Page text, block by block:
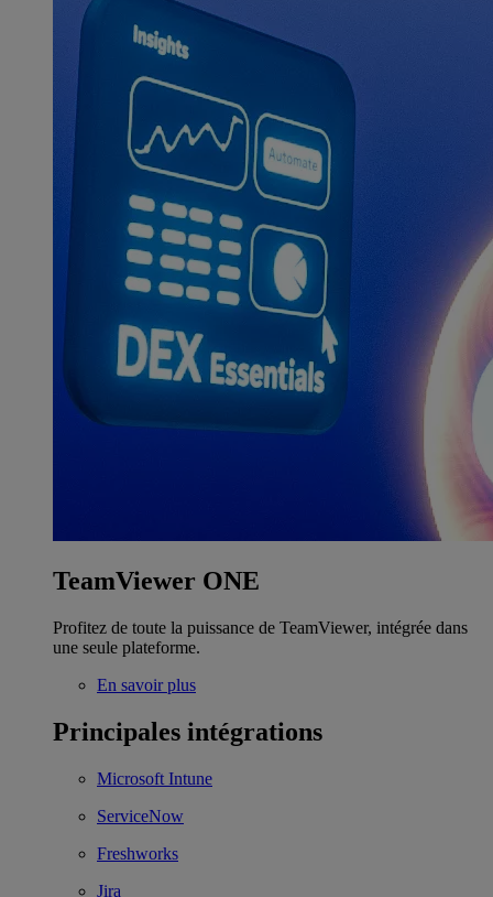
TeamViewer ONE
Profitez de toute la puissance de TeamViewer, intégrée dans
une seule plateforme.
En savoir plus
Principales intégrations
Microsoft Intune
ServiceNow
Freshworks
Jira